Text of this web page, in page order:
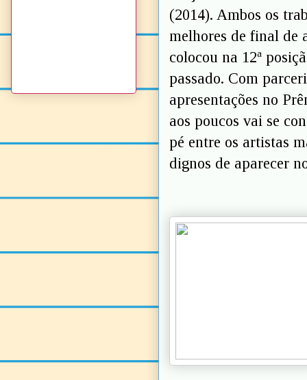
(2014). Ambos os
melhores de final de
colocou na 12ª
passado. Com
apresentações no
aos poucos vai se
pé entre os artistas
dignos de aparecer